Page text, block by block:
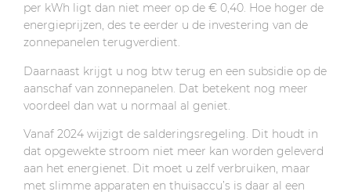
per kWh ligt dan niet meer op de € 0,40. Hoe hoger de
energieprijzen, des te eerder u de investering van de
zonnepanelen terugverdient.
Daarnaast krijgt u nog btw terug en een subsidie op de
aanschaf van zonnepanelen. Dat betekent nog meer
voordeel dan wat u normaal al geniet.
Vanaf 2024 wijzigt de salderingsregeling. Dit houdt in
dat opgewekte stroom niet meer kan worden geleverd
aan het energienet. Dit moet u zelf verbruiken, maar
met slimme apparaten en thuisaccu’s is daar al een